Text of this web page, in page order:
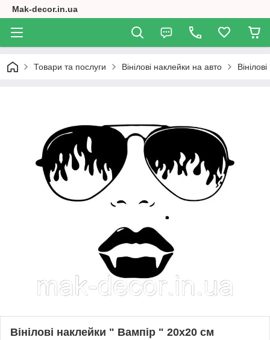
Mak-decor.in.ua
Товари та послуги Вінілові наклейки на авто
Вінілові наклейки " Вампір " 20х20 см